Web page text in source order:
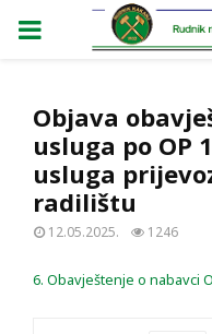
PRIMARY
Objava
usluga po OP
usluga
radilištu
12.05.2025. 1246
6. Obavještenje o nabavci